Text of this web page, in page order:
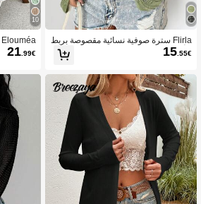
Flirla سترة صوفية نسائية مقصوصة بربط
ة أمامية
15.55€
10
ح جزئيًا
21.99€